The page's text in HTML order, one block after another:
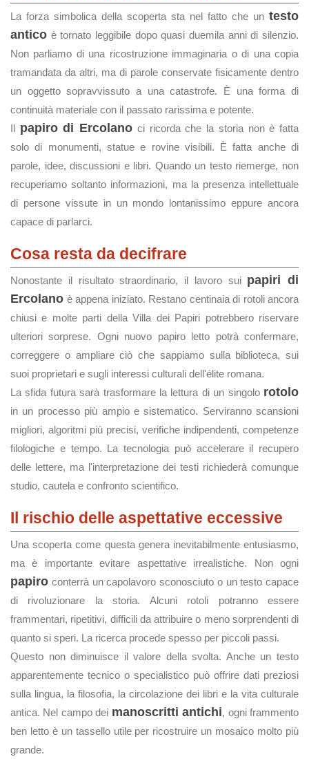
La forza simbolica della scoperta sta nel fatto che un testo
antico è tornato leggibile dopo quasi duemila anni di silenzio.
Non parliamo di una ricostruzione immaginaria o di una copia
tramandata da altri, ma di parole conservate fisicamente dentro
un oggetto sopravvissuto a una catastrofe. È una forma di
continuità materiale con il passato rarissima e potente.
Il papiro di Ercolano ci ricorda che la storia non è fatta
solo di monumenti, statue e rovine visibili. È fatta anche di
parole, idee, discussioni e libri. Quando un testo riemerge, non
recuperiamo soltanto informazioni, ma la presenza intellettuale
di persone vissute in un mondo lontanissimo eppure ancora
capace di parlarci.
Cosa resta da decifrare
Nonostante il risultato straordinario, il lavoro sui papiri di
Ercolano è appena iniziato. Restano centinaia di rotoli ancora
chiusi e molte parti della Villa dei Papiri potrebbero riservare
ulteriori sorprese. Ogni nuovo papiro letto potrà confermare,
correggere o ampliare ciò che sappiamo sulla biblioteca, sui
suoi proprietari e sugli interessi culturali dell'élite romana.
La sfida futura sarà trasformare la lettura di un singolo rotolo
in un processo più ampio e sistematico. Serviranno scansioni
migliori, algoritmi più precisi, verifiche indipendenti, competenze
filologiche e tempo. La tecnologia può accelerare il recupero
delle lettere, ma l'interpretazione dei testi richiederà comunque
studio, cautela e confronto scientifico.
Il rischio delle aspettative eccessive
Una scoperta come questa genera inevitabilmente entusiasmo,
ma è importante evitare aspettative irrealistiche. Non ogni
papiro conterrà un capolavoro sconosciuto o un testo capace
di rivoluzionare la storia. Alcuni rotoli potranno essere
frammentari, ripetitivi, difficili da attribuire o meno sorprendenti di
quanto si speri. La ricerca procede spesso per piccoli passi.
Questo non diminuisce il valore della svolta. Anche un testo
apparentemente tecnico o specialistico può offrire dati preziosi
sulla lingua, la filosofia, la circolazione dei libri e la vita culturale
antica. Nel campo dei manoscritti antichi, ogni frammento
ben letto è un tassello utile per ricostruire un mosaico molto più
grande.